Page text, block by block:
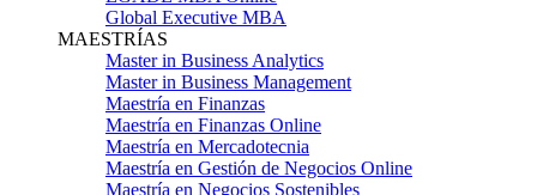
Global Executive MBA
MAESTRÍAS
Master in Business Analytics
Master in Business Management
Maestría en Finanzas
Maestría en Finanzas Online
Maestría en Mercadotecnia
Maestría en Gestión de Negocios Online
Maestría en Negocios Sostenibles